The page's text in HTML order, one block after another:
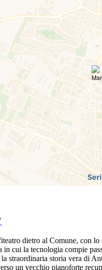
dietro al Comune, con
cui la tecnologia compie
storia vera di
un vecchio pianoforte